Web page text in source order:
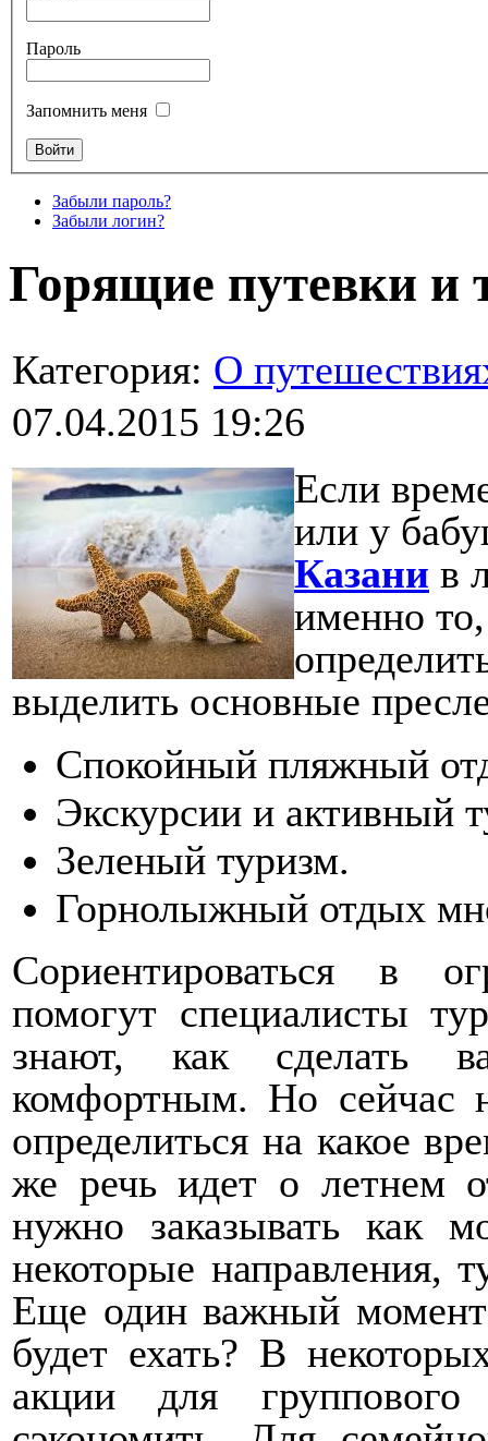
Пароль
Запомнить меня
Забыли пароль?
Забыли логин?
Горящие путевки и
Категория: О
07.04.2015 19:26
Если
или у
Казани в
именно
выделить основные
Спокойный пляжный
Экскурсии и активный
Зеленый туризм.
Горнолыжный отдых
Сориентироваться в
помогут специалисты
знают, как сделать
комфортным. Но сейчас
определиться на какое
же речь идет о летнем
нужно заказывать как
некоторые направления,
Еще один важный момент
будет ехать? В
акции для